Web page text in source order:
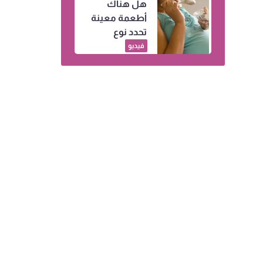
هل هناك
أطعمة معينة
تحدد نوع
الجنين.. إليكِ
فيديو